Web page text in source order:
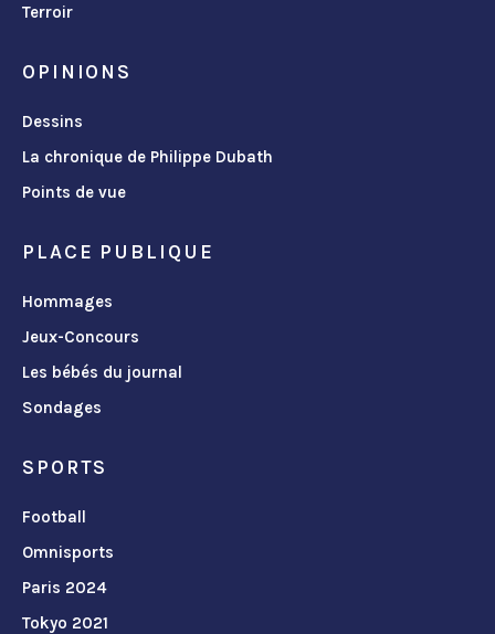
Terroir
OPINIONS
Dessins
La chronique de Philippe Dubath
Points de vue
PLACE PUBLIQUE
Hommages
Jeux-Concours
Les bébés du journal
Sondages
SPORTS
Football
Omnisports
Paris 2024
Tokyo 2021